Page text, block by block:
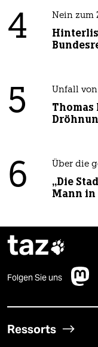
4 Nein zum
5 Unfall von
6 Über die
„Die
Mann in
taz
Folgen Sie uns
Ressorts